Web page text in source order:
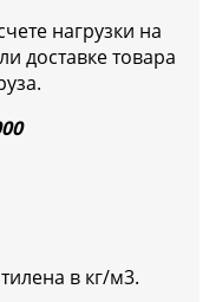
нагрузки на
доставке товара
в кг/м3.